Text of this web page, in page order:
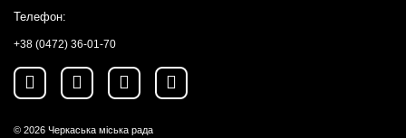
Телефон:
+38 (0472) 36-01-70
© 2026 Черкаська міська рада